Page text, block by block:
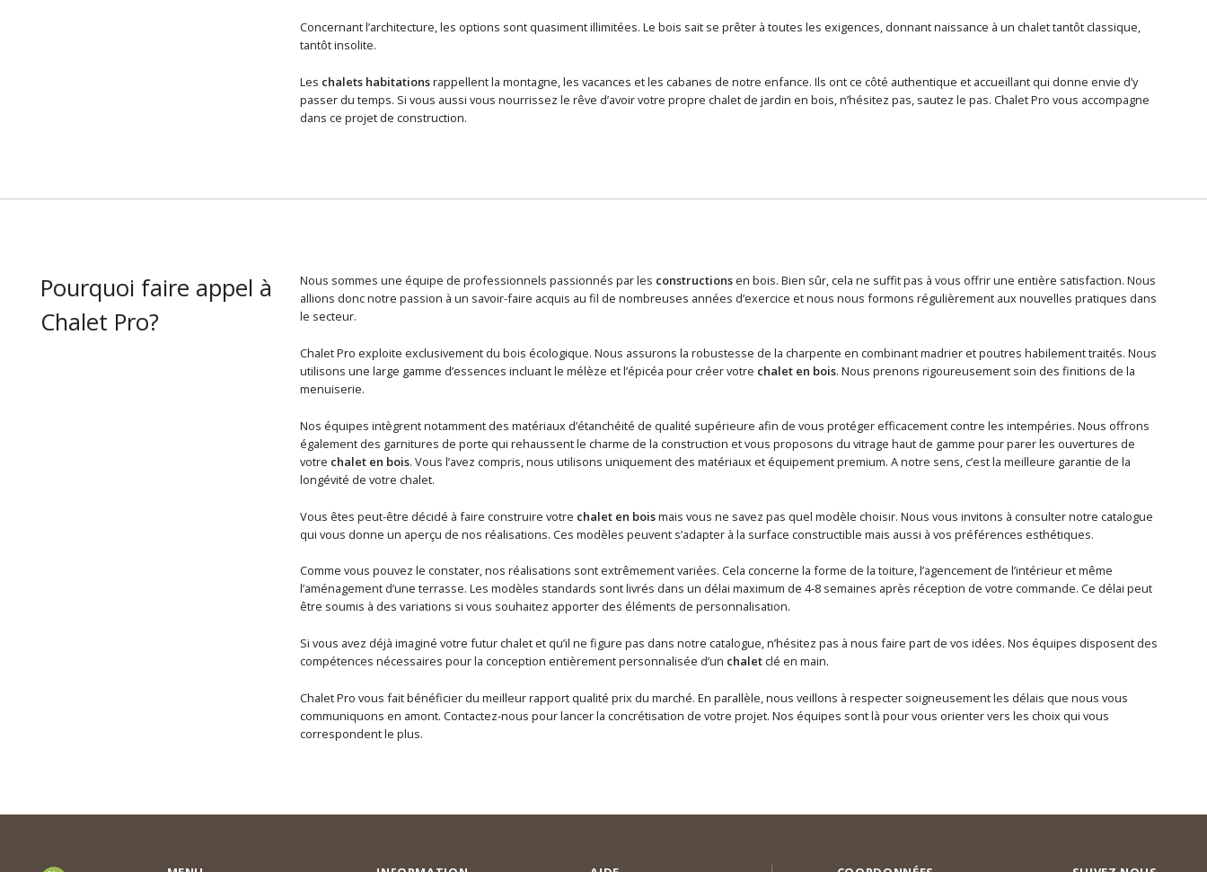
Concernant l’architecture, les options sont quasiment illimitées. Le bois sait se prêter à toutes les exigences, donnant naissance à un chalet tantôt classique,
tantôt insolite.
Les chalets habitationsrappellent la montagne, les vacances et les cabanes de notre enfance. Ils ont ce côté authentique et accueillant qui donne envie d’y
passer du temps. Si vous aussi vous nourrissez le rêve d’avoir votre propre chalet de jardin en bois, n’hésitez pas, sautez le pas. Chalet Pro vous accompagne
dans ce projet de construction.
Pourquoi faire appel à
Chalet Pro?
Nous sommes une équipe de professionnels passionnés par les constructionsen bois. Bien sûr, cela ne suffit pas à vous offrir une entière satisfaction. Nous
allions donc notre passion à un savoir-faire acquis au fil de nombreuses années d’exercice et nous nous formons régulièrement aux nouvelles pratiques dans
le secteur.
Chalet Pro exploite exclusivement du bois écologique. Nous assurons la robustesse de la charpente en combinant madrier et poutres habilement traités. Nous
utilisons une large gamme d’essences incluant le mélèze et l’épicéa pour créer votre chalet en bois. Nous prenons rigoureusement soin des finitions de la
menuiserie.
Nos équipes intègrent notamment des matériaux d’étanchéité de qualité supérieure afin de vous protéger efficacement contre les intempéries. Nous offrons
également des garnitures de porte qui rehaussent le charme de la construction et vous proposons du vitrage haut de gamme pour parer les ouvertures de
votre chalet en bois. Vous l’avez compris, nous utilisons uniquement des matériaux et équipement premium. A notre sens, c’est la meilleure garantie de la
longévité de votre chalet.
Vous êtes peut-être décidé à faire construire votre chalet en boismais vous ne savez pas quel modèle choisir. Nous vous invitons à consulter notre catalogue
qui vous donne un aperçu de nos réalisations. Ces modèles peuvent s’adapter à la surface constructible mais aussi à vos préférences esthétiques.
Comme vous pouvez le constater, nos réalisations sont extrêmement variées. Cela concerne la forme de la toiture, l’agencement de l’intérieur et même
l’aménagement d’une terrasse. Les modèles standards sont livrés dans un délai maximum de 4-8 semaines après réception de votre commande. Ce délai peut
être soumis à des variations si vous souhaitez apporter des éléments de personnalisation.
Si vous avez déjà imaginé votre futur chalet et qu’il ne figure pas dans notre catalogue, n’hésitez pas à nous faire part de vos idées. Nos équipes disposent des
compétences nécessaires pour la conception entièrement personnalisée d’un chaletclé en main.
Chalet Pro vous fait bénéficier du meilleur rapport qualité prix du marché. En parallèle, nous veillons à respecter soigneusement les délais que nous vous
communiquons en amont. Contactez-nous pour lancer la concrétisation de votre projet. Nos équipes sont là pour vous orienter vers les choix qui vous
correspondent le plus.